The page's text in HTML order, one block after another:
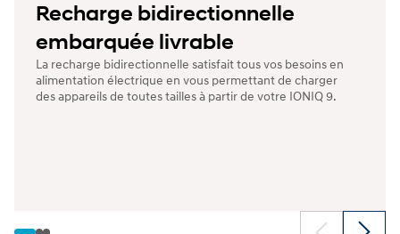
Recharge bidirectionnelle
embarquée livrable
La recharge bidirectionnelle satisfait tous vos besoins en
alimentation électrique en vous permettant de charger
des appareils de toutes tailles à partir de votre IONIQ 9.